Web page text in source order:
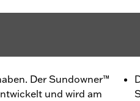
Der Sundowner™
und wird am